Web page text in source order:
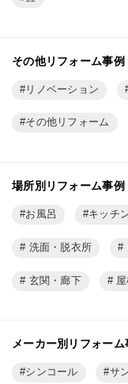
その他リフォーム事例
リノベーション
その他リフォーム
場所別リフォーム事例
お風呂 キッチ
洗面・脱衣所
玄関・廊下 屋
メーカー別リフォーム
シンコール サ